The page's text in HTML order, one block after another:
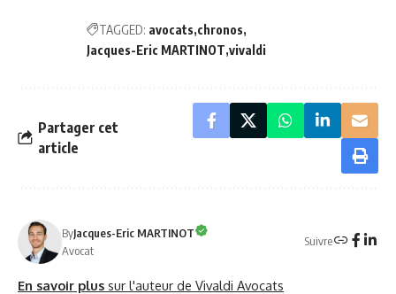
TAGGED: avocats chronos
Jacques-Eric MARTINOT vivaldi
Partager cet
article
ByJacques-Eric MARTINOT
Avocat
Suivre
En savoir plus sur l'auteur de Vivaldi Avocats